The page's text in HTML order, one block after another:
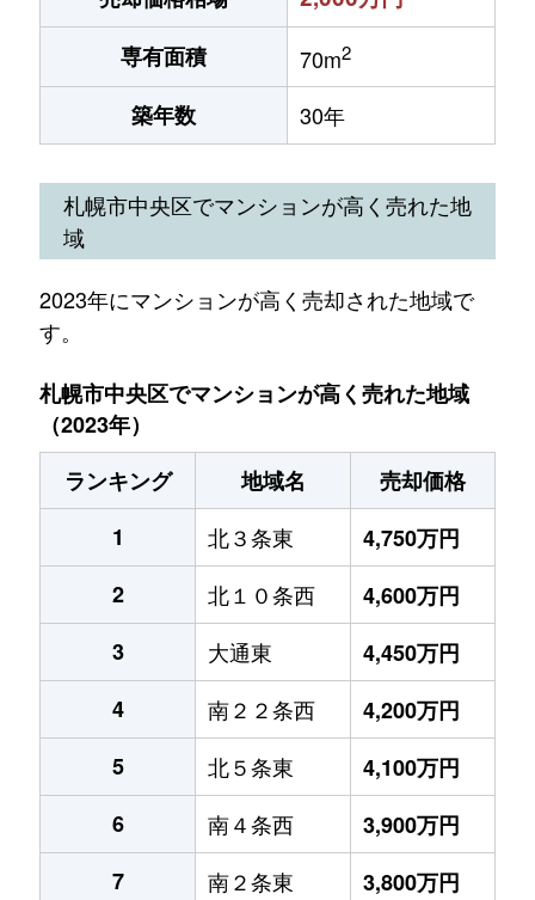
専有面積 70m2
築年数 30年
札幌市中央区でマンションが高く売れた地
域
2023年にマンションが高く売却された地域で
す。
札幌市中央区でマンションが高く売れた地域
（2023年）
ランキング
地域名
売却価格
1
北３条東
4,750万円
2
北１０条西
4,600万円
3
大通東
4,450万円
4
南２２条西
4,200万円
5
北５条東
4,100万円
6
南４条西
3,900万円
7
南２条東 3,800万円